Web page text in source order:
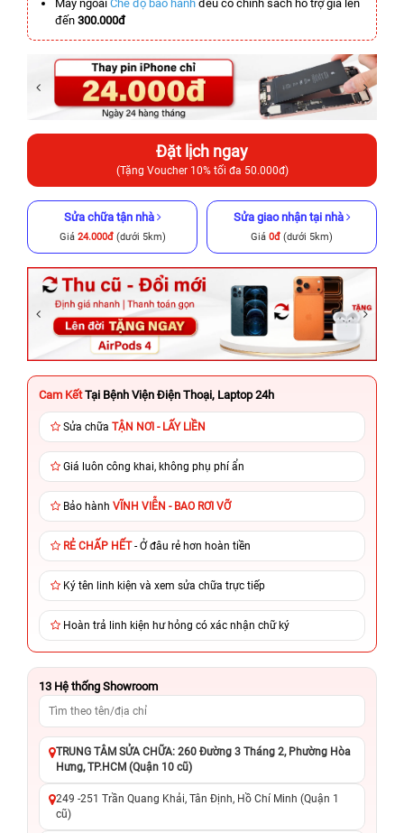
Máy ngoài Chế độ bảo hành đều có chính sách hỗ trợ giá lên
đến 300.000đ
Đặt lịch ngay
(Tặng Voucher 10% tối đa 50.000đ)
Sửa chữa tận nhà
Giá 24.000đ(dưới 5km)
Sửa giao nhận tại nhà
Giá 0đ (dưới 5km)
Cam Kết Tại Bệnh Viện Điện Thoại, Laptop 24h
Sửa chữa TẬN NƠI - LẤY LIỀN
Giá luôn công khai, không phụ phí ẩn
Bảo hành VĨNH VIỄN - BAO RƠI VỠ
RẺ CHẤP HẾT- Ở đâu rẻ hơn hoàn tiền
Ký tên linh kiện và xem sửa chữa trực tiếp
Hoàn trả linh kiện hư hỏng có xác nhận chữ ký
13 Hệ thống Showroom
TRUNG TÂM SỬA CHỮA: 260 Đường 3 Tháng 2, Phường Hòa
Hưng, TP.HCM (Quận 10 cũ)
249 -251 Trần Quang Khải, Tân Định, Hồ Chí Minh (Quận 1
cũ)